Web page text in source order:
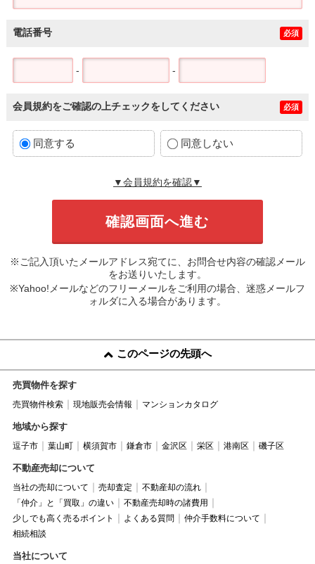
電話番号 必須
- -
会員規約をご確認の上チェックをしてください 必須
同意する 同意しない
▼会員規約を確認▼
※ご記入頂いたメールアドレス宛てに、お問合せ内容の確認メール
をお送りいたします。
※Yahoo!メールなどのフリーメールをご利用の場合、迷惑メールフ
ォルダに入る場合があります。
このページの先頭へ
売買物件を探す
売買物件検索 現地販売会情報 マンションカタログ
地域から探す
逗子市 葉山町 横須賀市 鎌倉市 金沢区 栄区 港南区 磯子区
不動産売却について
当社の売却について 売却査定
不動産却の流れ
「仲介」と「買取」の違い
不動産売却時の諸費用
少しでも高く売るポイント
よくある質問
仲介手数料について
相続相談
当社について